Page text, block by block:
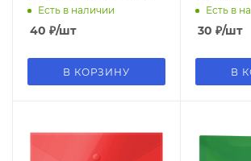
М-2515
Есть в наличии
40 ₽/шт
В КОРЗИНУ
Есть в
30 ₽/шт
В